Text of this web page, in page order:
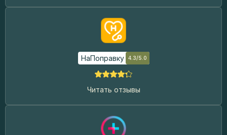
НаПоправку 4.3/5.0
Читать отзывы